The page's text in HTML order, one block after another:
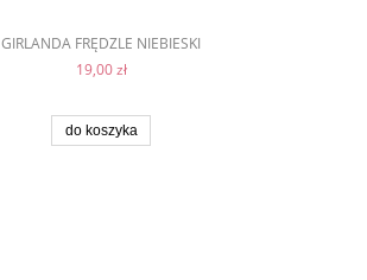
GIRLANDA FRĘDZLE NIEBIESKI
19,00 zł
do koszyka